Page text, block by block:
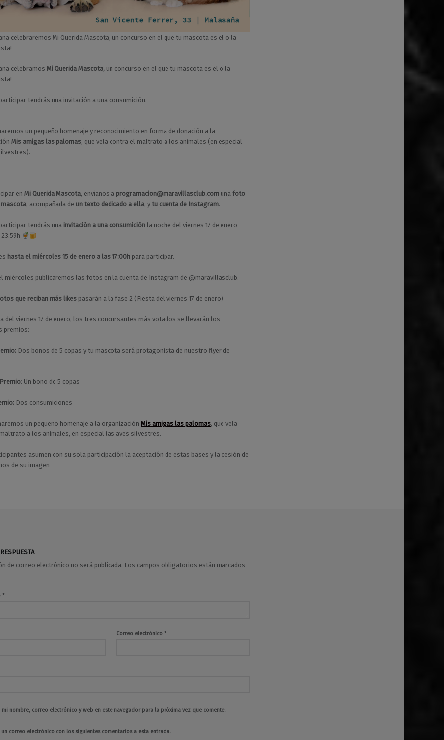
celebraremos Mi Querida Mascota, un concurso en el que tu mascota es el o la
celebramos Mi Querida Mascota,un concurso en el que tu mascota es el o la
tendrás una invitación a una consumición.
un pequeño homenaje y reconocimiento en forma de donación a la
Mis amigas las palomas, que vela contra el maltrato a los animales (en especial
en Mi Querida Mascota, envíanos a programacion@maravillasclub.comuna foto
, acompañada de un texto dedicado a ella, y tu cuenta de Instagram.
tendrás una invitación a una consumición la noche del viernes 17 de enero
hasta el miércoles 15 de enero a las 17:00hpara participar.
miércoles publicaremos las fotos en la cuenta de Instagram de @maravillasclub.
que reciban más likespasarán a la fase 2 (Fiesta del viernes 17 de enero)
del viernes 17 de enero, los tres concursantes más votados se llevarán los
premios:
Dos bonos de 5 copas y tu mascota será protagonista de nuestro flyer de
: Un bono de 5 copas
Dos consumiciones
un pequeño homenaje a la organización Mis amigas las palomas, que vela
a los animales, en especial las aves silvestres.
asumen con su sola participación la aceptación de estas bases y la cesión de
de su imagen
de correo electrónico no será publicada. Los campos obligatorios están marcados
*
Correo electrónico*
mi nombre, correo electrónico y web en este navegador para la próxima vez que comente.
un correo electrónico con los siguientes comentarios a esta entrada.